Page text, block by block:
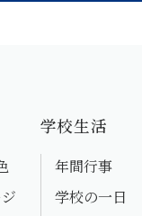
学校生活
年間行事
学校の一日